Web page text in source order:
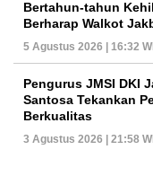
Bertahun-tahun
Berharap Walkot
5 Agustus 2026 | 16:32
Pengurus JMSI DKI
Santosa Tekankan
Berkualitas
3 Agustus 2026 | 21:58